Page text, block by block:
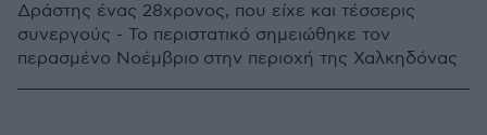
Δράστης ένας 28χρονος, που είχε και τέσσερις
συνεργούς - Το περιστατικό σημειώθηκε τον
περασμένο Νοέμβριο στην περιοχή της Χαλκηδόνας